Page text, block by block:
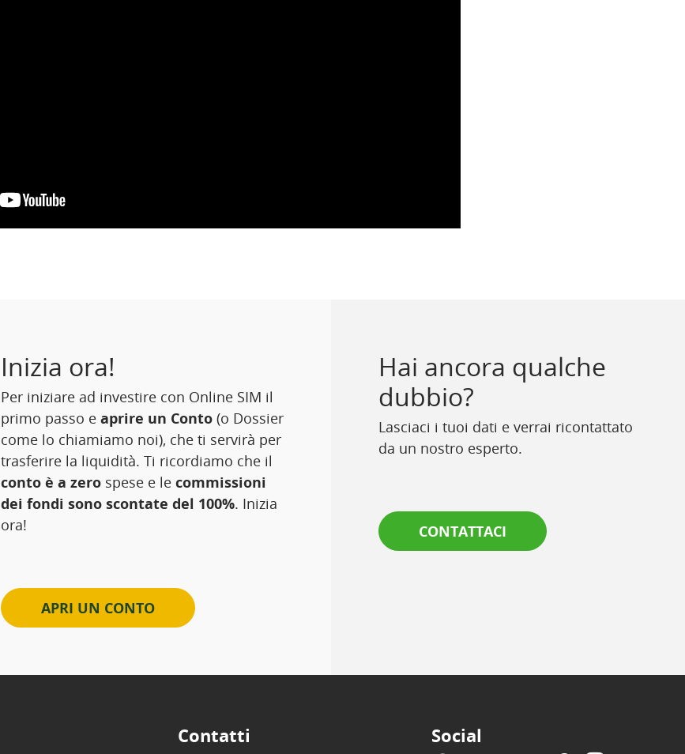
Inizia ora!
Per iniziare ad investire con Online SIM il
primo passo e aprire un Conto (o Dossier
come lo chiamiamo noi), che ti servirà per
trasferire la liquidità. Ti ricordiamo che il
conto è a zero spese e le commissioni
dei fondi sono scontate del 100%. Inizia
ora!
APRI UN CONTO
Hai ancora qualche
dubbio?
Lasciaci i tuoi dati e verrai ricontattato
da un nostro esperto.
CONTATTACI
Contatti Social